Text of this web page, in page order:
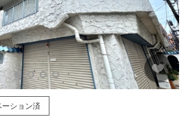
ーション済